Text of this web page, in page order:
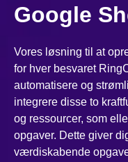
Google
Vores løsning til at
for hver besvaret
automatisere og
integrere disse to
og ressourcer, som
opgaver. Dette giver
værdiskabende